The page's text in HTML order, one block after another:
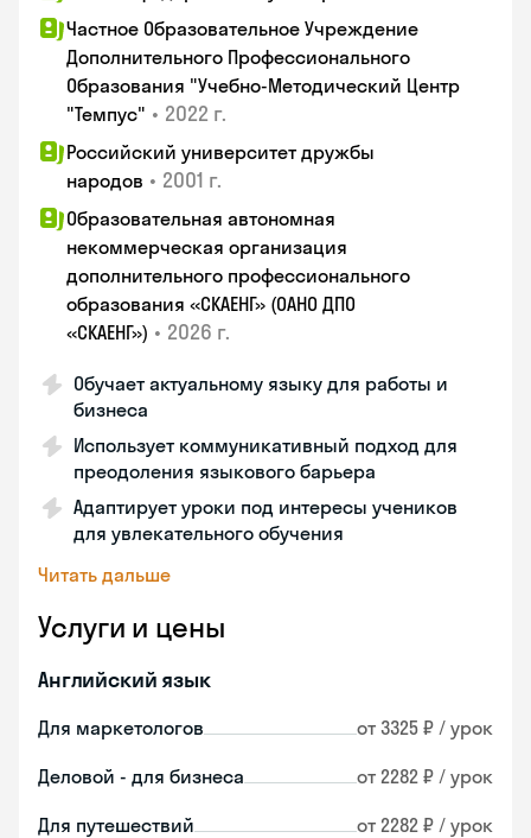
Частное Образовательное Учреждение
Дополнительного Профессионального
Образования "Учебно-Методический Центр
"Темпус" • 2022 г.
Российский университет дружбы
народов • 2001 г.
Образовательная автономная
некоммерческая организация
дополнительного профессионального
образования «СКАЕНГ» (ОАНО ДПО
«СКАЕНГ») • 2026 г.
Обучает актуальному языку для работы и
бизнеса
Использует коммуникативный подход для
преодоления языкового барьера
Адаптирует уроки под интересы учеников
для увлекательного обучения
Читать дальше
Услуги и цены
Английский язык
Для маркетологов от 3325 ₽ / урок
Деловой - для бизнеса от 2282 ₽ / урок
Для путешествий от 2282 ₽ / урок